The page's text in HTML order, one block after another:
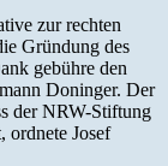
zur rechten
Gründung des
gebühre den
Doninger. Der
der NRW-Stiftung
ordnete Josef